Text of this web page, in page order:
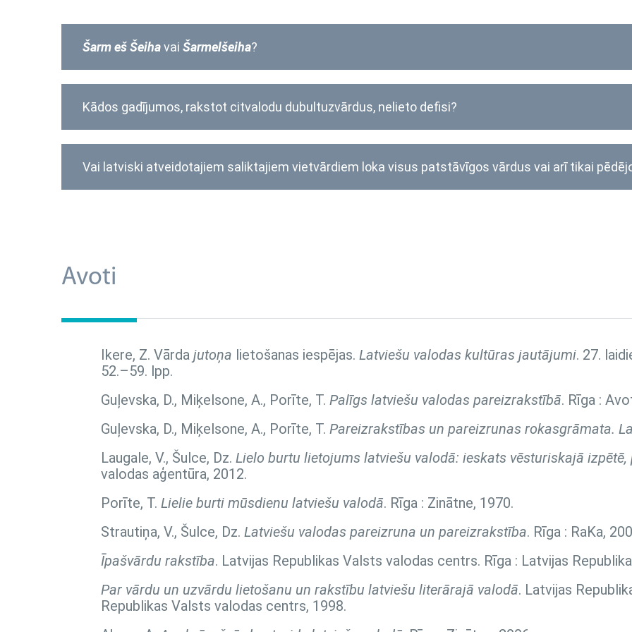
Šarm eš Šeihavai Šarmelšeiha?
Kādos gadījumos, rakstot citvalodu dubultuzvārdus, nelieto defisi?
Vai latviski atveidotajiem saliktajiem vietvārdiem loka visus patstāvīgos vārdus vai arī tikai
Avoti
Ikere, Z. Vārda jutoņa lietošanas iespējas. Latviešu valodas kultūras jautājumi. 27.
52.–59. lpp.
Guļevska, D., Miķelsone, A., Porīte, T. Palīgs latviešu valodas pareizrakstībā. Rīga :
Guļevska, D., Miķelsone, A., Porīte, T. Pareizrakstības un pareizrunas rokasgrāmata.
Laugale, V., Šulce, Dz. Lielo burtu lietojums latviešu valodā: ieskats vēsturiskajā
valodas aģentūra, 2012.
Porīte, T. Lielie burti mūsdienu latviešu valodā. Rīga : Zinātne, 1970.
Strautiņa, V., Šulce, Dz. Latviešu valodas pareizruna un pareizrakstība. Rīga : RaKa,
Īpašvārdu rakstība. Latvijas Republikas Valsts valodas centrs. Rīga : Latvijas
Par vārdu un uzvārdu lietošanu un rakstību latviešu literārajā valodā. Latvijas
Republikas Valsts valodas centrs, 1998.